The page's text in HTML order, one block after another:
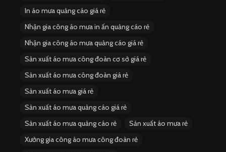
In áo mưa quảng cáo giá rẻ
Nhận gia công áo mưa in ấn quảng cáo rẻ
Nhận gia công áo mưa quảng cáo giá rẻ
Sản xuất áo mưa công đoàn cơ sở giá rẻ
Sản xuất áo mưa công đoàn giá rẻ
Sản xuất áo mưa giá rẻ
Sản xuất áo mưa quảng cáo giá rẻ
Sản xuất áo mưa quảng cáo rẻ
Sản xuất áo mưa rẻ
Xưởng gia công áo mưa công đoàn rẻ